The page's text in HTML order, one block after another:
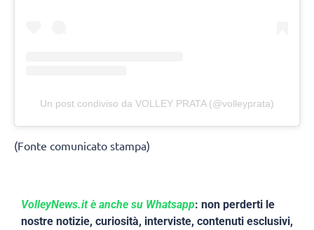
Un post condiviso da VOLLEY PRATA (@volleyprata)
(Fonte comunicato stampa)
VolleyNews.it è anche su Whatsapp: non perderti le
nostre notizie, curiosità, interviste, contenuti esclusivi,